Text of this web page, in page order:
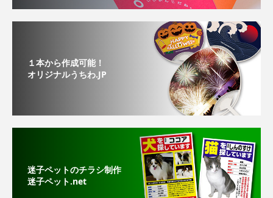
１本から作成可能！
オリジナルうちわ.JP
迷子ペットのチラシ制作
迷子ペット.net